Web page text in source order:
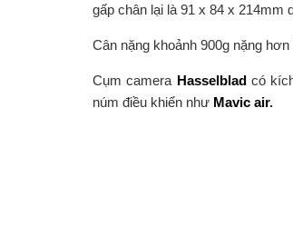
gấp chân lại là 91 x 84 x 214mm
Cân nặng khoảnh 900g nặng
Cụm camera Hasselbladcó
núm điều khiển như Mavic air.